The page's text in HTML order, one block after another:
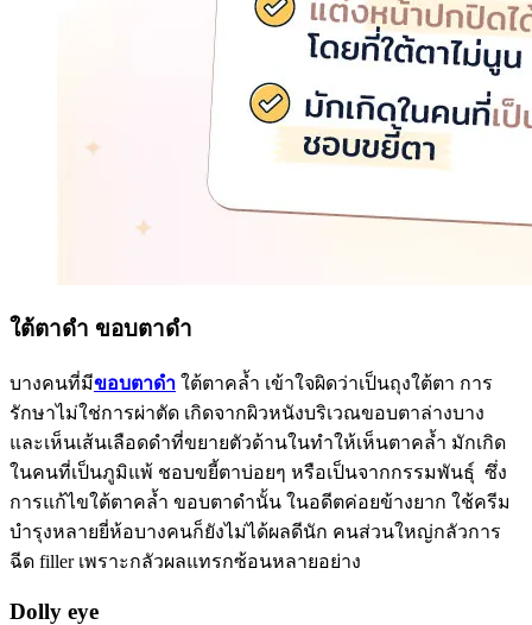
ใต้ตาดำ ขอบตาดำ
บางคนที่มีขอบตาดำ ใต้ตาคล้ำ เข้าใจผิดว่าเป็นถุงใต้ตา การ
รักษาไม่ใช่การผ่าตัด เกิดจากผิวหนังบริเวณขอบตาล่างบาง
และเห็นเส้นเลือดดำที่ขยายตัวด้านในทำให้เห็นตาคล้ำ มักเกิด
ในคนที่เป็นภูมิแพ้ ชอบขยี้ตาบ่อยๆ หรือเป็นจากกรรมพันธุ์ ซึ่ง
การแก้ไขใต้ตาคล้ำ ขอบตาดำนั้น ในอดีตค่อยข้างยาก ใช้ครีม
บำรุงหลายยี่ห้อบางคนก็ยังไม่ได้ผลดีนัก คนส่วนใหญ่กลัวการ
ฉีด filler เพราะกลัวผลแทรกซ้อนหลายอย่าง
Dolly eye